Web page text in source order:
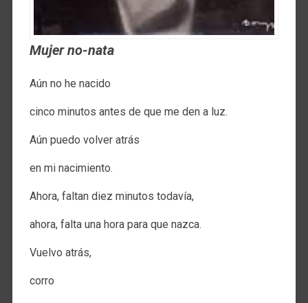
Mujer no-nata
Aún no he nacido
cinco minutos antes de que me den a luz.
Aún puedo volver atrás
en mi nacimiento.
Ahora, faltan diez minutos todavía,
ahora, falta una hora para que nazca.
Vuelvo atrás,
corro